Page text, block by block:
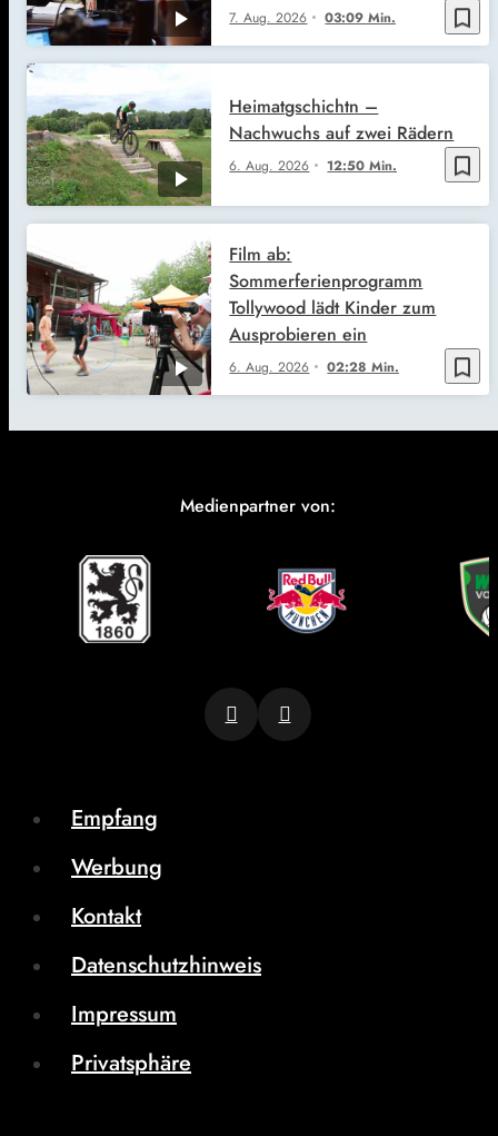
bookmark_border
7. Aug. 2026 03:09 Min.
bookmark_border
6. Aug. 2026 12:50 Min.
Heimatgschichtn –
Nachwuchs auf zwei Rädern
bookmark_border
6. Aug. 2026 02:28 Min.
Film ab:
Sommerferienprogramm
Tollywood lädt Kinder zum
Ausprobieren ein
Medienpartner von:
Empfang
Werbung
Kontakt
Datenschutzhinweis
Impressum
Privatsphäre